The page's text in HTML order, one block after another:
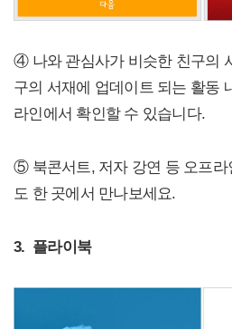
④ 나와 관심사가 비슷한 친구의
구의 서재에 업데이트 되는 활동
라인에서 확인할 수 있습니다.
⑤ 북콘서트, 저자 강연 등 오프라
도 한 곳에서 만나보세요.
3. 플라이북